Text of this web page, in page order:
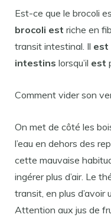
Est-ce que le brocoli
brocoli est riche en
transit intestinal. Il est
intestins lorsqu’il est
Comment vider son
On met de côté les
l’eau en dehors des
cette mauvaise
ingérer plus d’air. Le
transit, en plus
Attention aux jus de